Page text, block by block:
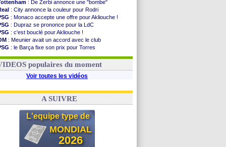
: De Zerbi annonce une "bombe"
: City annonce la couleur pour Rodri
: Monaco accepte une offre pour Akliouche !
: Dupraz se prononce pour la LdC
: c'est bouclé pour Akliouche !
: Meunier avait un accord avec le club
: le Barça fixe son prix pour Torres
: Torres souhaite rejoindre le PSG !
populaires du moment
Voir toutes les vidéos
A SUIVRE
L'equipe type de
MONDIAL
2026